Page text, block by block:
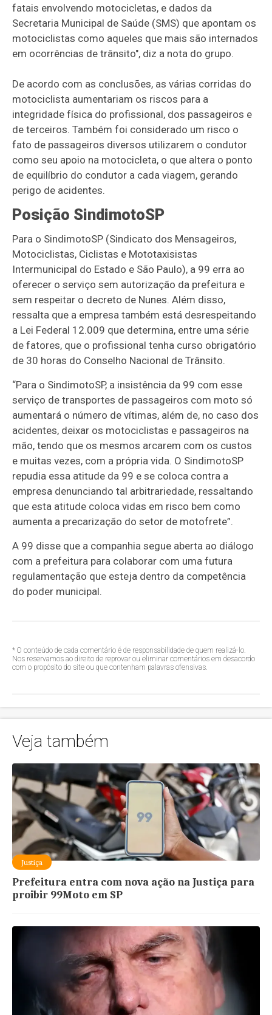
fatais envolvendo motocicletas, e dados da
Secretaria Municipal de Saúde (SMS) que apontam os
motociclistas como aqueles que mais são internados
em ocorrências de trânsito", diz a nota do grupo.
De acordo com as conclusões, as várias corridas do
motociclista aumentariam os riscos para a
integridade física do profissional, dos passageiros e
de terceiros. Também foi considerado um risco o
fato de passageiros diversos utilizarem o condutor
como seu apoio na motocicleta, o que altera o ponto
de equilíbrio do condutor a cada viagem, gerando
perigo de acidentes.
Posição SindimotoSP
Para o SindimotoSP (Sindicato dos Mensageiros,
Motociclistas, Ciclistas e Mototaxisistas
Intermunicipal do Estado e São Paulo), a 99 erra ao
oferecer o serviço sem autorização da prefeitura e
sem respeitar o decreto de Nunes. Além disso,
ressalta que a empresa também está desrespeitando
a Lei Federal 12.009 que determina, entre uma série
de fatores, que o profissional tenha curso obrigatório
de 30 horas do Conselho Nacional de Trânsito.
“Para o SindimotoSP, a insistência da 99 com esse
serviço de transportes de passageiros com moto só
aumentará o número de vítimas, além de, no caso dos
acidentes, deixar os motociclistas e passageiros na
mão, tendo que os mesmos arcarem com os custos
e muitas vezes, com a própria vida. O SindimotoSP
repudia essa atitude da 99 e se coloca contra a
empresa denunciando tal arbitrariedade, ressaltando
que esta atitude coloca vidas em risco bem como
aumenta a precarização do setor de motofrete”.
A 99 disse que a companhia segue aberta ao diálogo
com a prefeitura para colaborar com uma futura
regulamentação que esteja dentro da competência
do poder municipal.
* O conteúdo de cada comentário é de responsabilidade de quem realizá-lo.
Nos reservamos ao direito de reprovar ou eliminar comentários em desacordo
com o propósito do site ou que contenham palavras ofensivas.
Veja também
Justiça
Prefeitura entra com nova ação na Justiça para
proibir 99Moto em SP